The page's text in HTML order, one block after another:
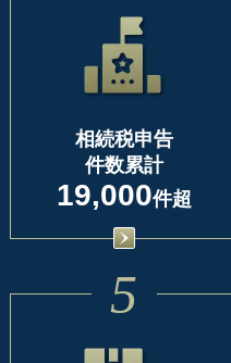
相続税申告
件数累計
19,000件超
5